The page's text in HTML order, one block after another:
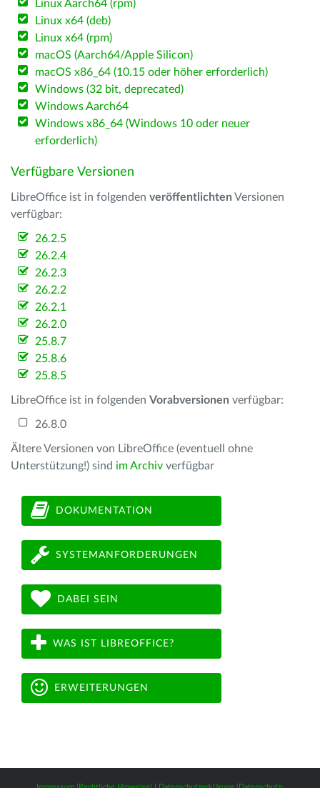
Linux Aarch64 (rpm)
Linux x64 (deb)
Linux x64 (rpm)
macOS (Aarch64/Apple Silicon)
macOS x86_64 (10.15 oder höher erforderlich)
Windows (32 bit, deprecated)
Windows Aarch64
Windows x86_64 (Windows 10 oder neuer
erforderlich)
Verfügbare Versionen
LibreOffice ist in folgenden veröffentlichten Versionen
verfügbar:
26.2.5
26.2.4
26.2.3
26.2.2
26.2.1
26.2.0
25.8.7
25.8.6
25.8.5
LibreOffice ist in folgenden Vorabversionen verfügbar:
26.8.0
Ältere Versionen von LibreOffice (eventuell ohne
Unterstützung!) sind im Archiv verfügbar
DOKUMENTATION
SYSTEMANFORDERUNGEN
DABEI SEIN
WAS IST LIBREOFFICE?
ERWEITERUNGEN